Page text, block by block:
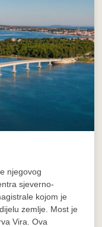
njegovog
sjeverno-
kojom je
zemlje. Most je
Vira. Ova